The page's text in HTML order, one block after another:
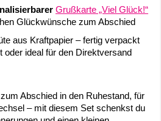
Grußkarte „Viel Glück!“
Glückwünsche zum Abschied
aus Kraftpapier – fertig verpackt
oder ideal für den Direktversand
Abschied in den Ruhestand, für
– mit diesem Set schenkst du